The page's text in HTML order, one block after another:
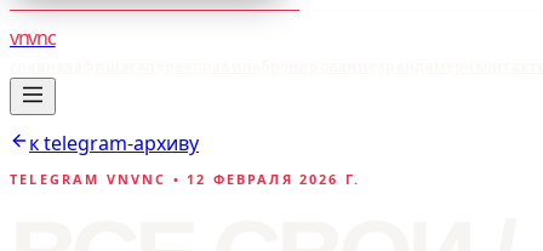
vnvnc
к telegram-архиву
TELEGRAM VNVNC • 12 ФЕВРАЛЯ 2026 Г.